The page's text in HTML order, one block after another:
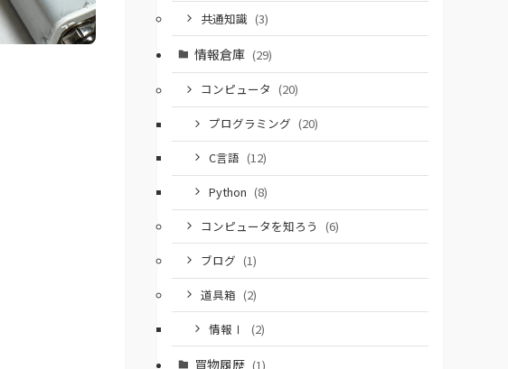
共通知識 (3)
情報倉庫 (29)
コンピュータ (20)
プログラミング (20)
C言語 (12)
Python (8)
コンピュータを知ろう (6)
ブログ (1)
道具箱 (2)
情報Ⅰ
(2)
買物履歴 (1)